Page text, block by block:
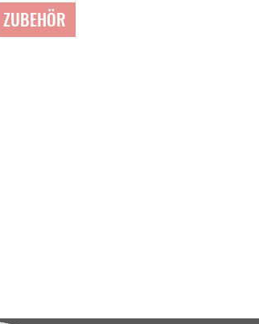
ZUBEHÖR